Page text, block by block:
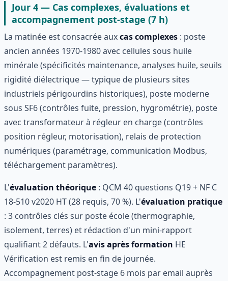
Jour 4 — Cas complexes, évaluations et
accompagnement post-stage (7 h)
La matinée est consacrée auxcas complexes : poste
ancien années 1970-1980 avec cellules sous huile
minérale (spécificités maintenance, analyses huile, seuils
rigidité diélectrique — typique de plusieurs sites
industriels périgourdins historiques), poste moderne
sous SF6 (contrôles fuite, pression, hygrométrie), poste
avec transformateur à régleur en charge (contrôles
position régleur, motorisation), relais de protection
numériques (paramétrage, communication Modbus,
téléchargement paramètres).
L'évaluation théorique : QCM 40 questions Q19 + NF C
18-510 v2020 HT (28 requis, 70 %). L'évaluation pratique
: 3 contrôles clés sur poste école (thermographie,
isolement, terres) et rédaction d'un mini-rapport
qualifiant 2 défauts. L'avis après formation HE
Vérification est remis en fin de journée.
Accompagnement post-stage 6 mois par email auprès